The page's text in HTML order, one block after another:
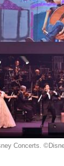
Concerts.